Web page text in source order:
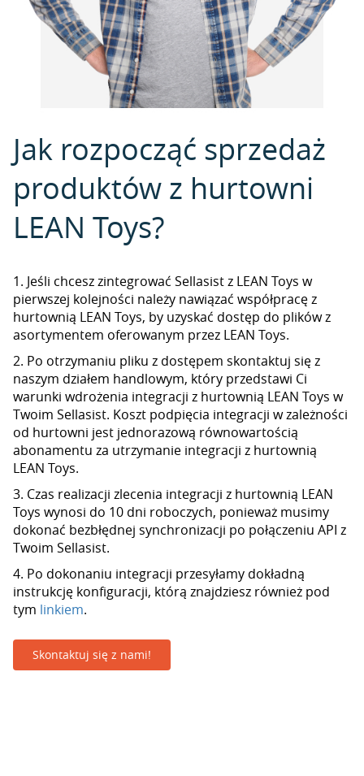
Jak rozpocząć sprzedaż
produktów z hurtowni
LEAN Toys?
1. Jeśli chcesz zintegrować Sellasist z LEAN Toys w
pierwszej kolejności należy nawiązać współpracę z
hurtownią LEAN Toys, by uzyskać dostęp do plików z
asortymentem oferowanym przez LEAN Toys.
2. Po otrzymaniu pliku z dostępem skontaktuj się z
naszym działem handlowym, który przedstawi Ci
warunki wdrożenia integracji z hurtownią LEAN Toys w
Twoim Sellasist. Koszt podpięcia integracji w zależności
od hurtowni jest jednorazową równowartością
abonamentu za utrzymanie integracji z hurtownią
LEAN Toys.
3. Czas realizacji zlecenia integracji z hurtownią LEAN
Toys wynosi do 10 dni roboczych, ponieważ musimy
dokonać bezbłędnej synchronizacji po połączeniu API z
Twoim Sellasist.
4. Po dokonaniu integracji przesyłamy dokładną
instrukcję konfiguracji, którą znajdziesz również pod
tym linkiem.
Skontaktuj się z nami!